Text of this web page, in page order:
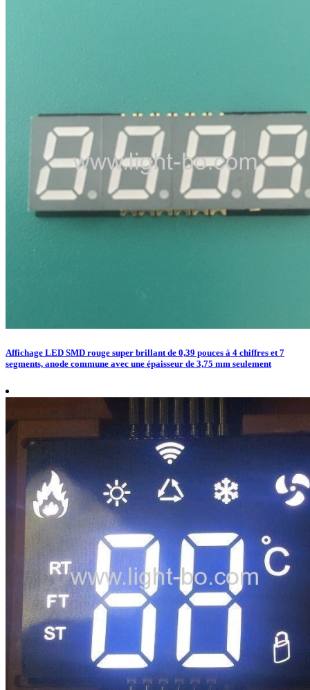
Affichage LED SMD rouge super brillant de 0,39 pouces à 4 chiffres et 7
segments, anode commune avec une épaisseur de 3,75 mm seulement